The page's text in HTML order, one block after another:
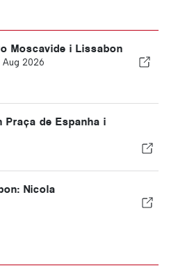
Moscavide i Lissabon
Aug 2026
de Espanha i
Nicola